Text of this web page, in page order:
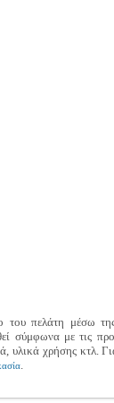
του πελάτη μέσω
σύμφωνα με τις
χρήσης κτλ.
.